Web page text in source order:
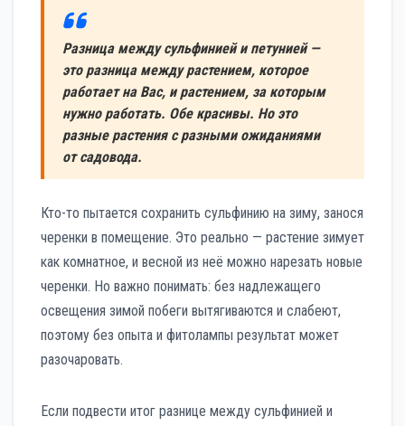
Разница между сульфинией и петунией —
это разница между растением, которое
работает на Вас, и растением, за которым
нужно работать. Обе красивы. Но это
разные растения с разными ожиданиями
от садовода.
Кто-то пытается сохранить сульфинию на зиму, занося
черенки в помещение. Это реально — растение зимует
как комнатное, и весной из неё можно нарезать новые
черенки. Но важно понимать: без надлежащего
освещения зимой побеги вытягиваются и слабеют,
поэтому без опыта и фитолампы результат может
разочаровать.
Если подвести итог разнице между сульфинией и